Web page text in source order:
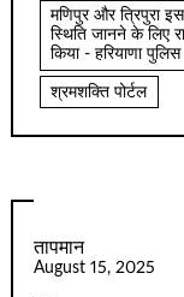
मणिपुर और त्रिपुरा
स्थिति जानने के लिए
किया - हरियाणा पुलिस
श्रमशक्ति पोर्टल
तापमान
August 15, 2025